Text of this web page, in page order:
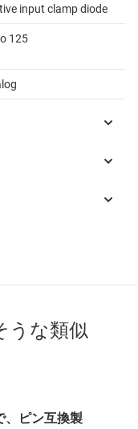
input clamp diode
125
うな類似
、ピン互換製